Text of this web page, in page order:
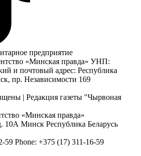
предприятие
«Минская правда» УНП:
и почтовый адрес: Республика
пр. Независимости 169
| Редакция газеты "Чырвоная
«Минская правда»
10А Минск Республика Беларусь
59 Phone: +375 (17) 311-16-59